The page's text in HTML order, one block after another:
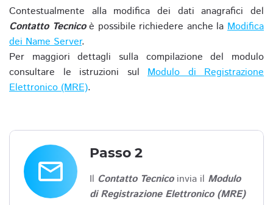
Contestualmente alla modifica dei dati anagrafici del
Contatto Tecnicoè possibile richiedere anche laModifica
dei Name Server.
Per maggiori dettagli sulla compilazione del modulo
consultare le istruzioni sul Modulo di Registrazione
Elettronico (MRE).
email
Passo 2
Il Contatto Tecnicoinvia il Modulo
di Registrazione Elettronico (MRE)